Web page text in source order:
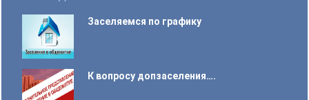
Заселяемся по графику
К вопросу допзаселения….